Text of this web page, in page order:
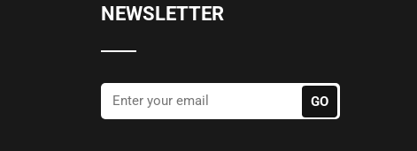
NEWSLETTER